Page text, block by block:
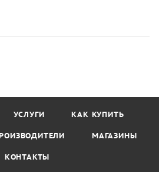
УСЛУГИ КАК КУПИТЬ
МАГАЗИНЫ
КОНТАКТЫ